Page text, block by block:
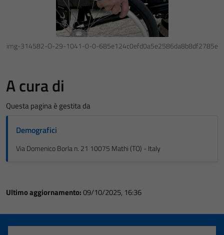
img-314582-O-29-1041-0-0-685e124c0efd0a5e2586da8b8df2785e
A cura di
Questa pagina è gestita da
Demografici
Via Domenico Borla n. 21 10075 Mathi (TO) - Italy
Ultimo aggiornamento:09/10/2025, 16:36